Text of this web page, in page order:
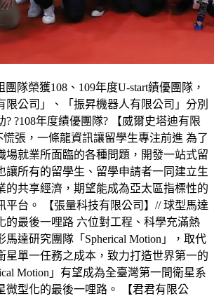
隊榮獲108、109年度U-start績優團隊，
限公司」、「振昇機器人有限公司」分別
?108年度績優團隊? 【威爾史塔迪有限
張，一條龍資訊讓留學生專注前進 為了
場就業所面臨的各種問題，開發一站式留
讓所有的留學生、留學申請者一同建立生
的共享經濟，期望能成為亞太區指標性的
平台。 【張量科技有限公司】// 球型馬達
的最後一哩路 六位對工程、科學充滿熱
達研究團隊「Spherical Motion」，取代
星單一任務之成本，致力打造世界第一的
Motion」有望成為全臺灣第一間衛星系
微型化的最後一哩路。 【君君有限公